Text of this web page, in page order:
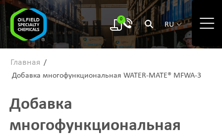
0
RU
Главная /
Добавка многофункциональная WATER-MATE® MFWA-3
Добавка
многофункциональная